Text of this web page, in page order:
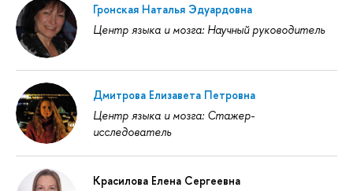
Гронская Наталья Эдуардовна
Центр языка и мозга: Научный руководитель
Дмитрова Елизавета Петровна
Центр языка и мозга: Стажер-
исследователь
Красилова Елена Сергеевна